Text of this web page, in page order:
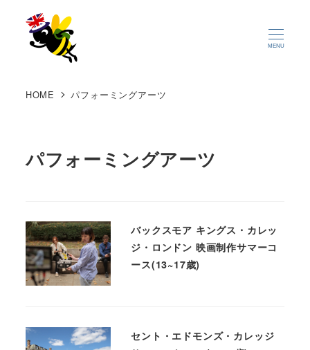
MENU
HOME パフォーミングアーツ
パフォーミングアーツ
バックスモア キングス・カレッ
ジ・ロンドン 映画制作サマーコ
ース(13~17歳)
セント・エドモンズ・カレッジ